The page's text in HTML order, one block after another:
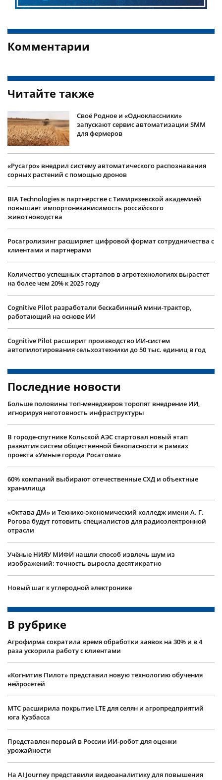
Комментарии
Читайте также
Своё Родное и «Одноклассники»
запускают сервис автоматизации SMM
для фермеров
«Русагро» внедрил систему автоматического распознавания
сорных растений с помощью дронов
BIA Technologies в партнерстве с Тимирязевской академией
повышает импортонезависимость российского
животноводства
Росагролизинг расширяет цифровой формат сотрудничества с
клиентами и партнерами
Количество успешных стартапов в агротехнологиях вырастет
на более чем 20% к 2025 году
Cognitive Pilot разработали бескабинный мини-трактор,
работающий на основе ИИ
Cognitive Pilot расширит производство ИИ-систем
автопилотирования сельхозтехники до 50 тыс. единиц в год
Последние новости
Больше половины топ-менеджеров торопят внедрение ИИ,
игнорируя неготовность инфраструктуры
В городе-спутнике Кольской АЭС стартовал новый этап
развития систем общественной безопасности в рамках
проекта «Умные города Росатома»
60% компаний выбирают отечественные СХД и объектные
хранилища
«Октава ДМ» и Технико-экономический колледж имени А. Г.
Рогова будут готовить специалистов для радиоэлектронной
отрасли
Учëные НИЯУ МИФИ нашли способ извлечь шум из
изображений: точность выросла десятикратно
Новый шаг к углеродной электронике
В рубрике
Агрофирма сократила время обработки заявок на 30% и в 4
раза ускорила работу с клиентами
«Когнитив Пилот» представил новую технологию обучения
нейросетей
МТС расширила покрытие LTE для селян и агропредприятий
юга Кузбасса
Представлен первый в России ИИ-робот для оценки
урожайности
На AI Journey представили видеоаналитику для повышения